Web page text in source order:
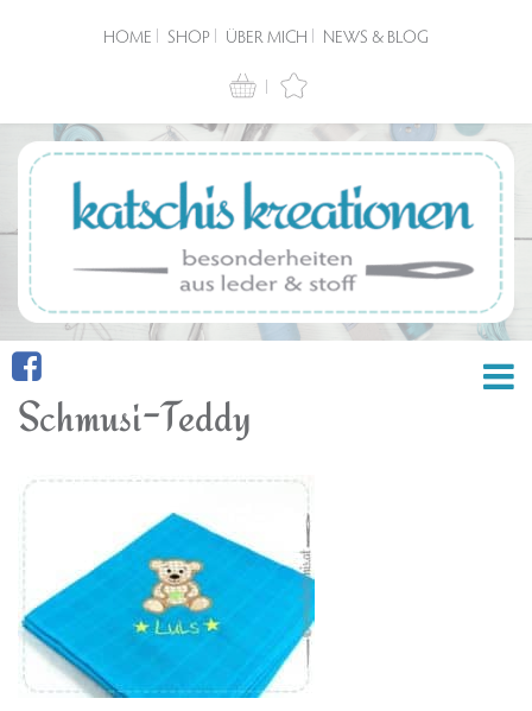
HOME SHOP ÜBER MICH NEWS & BLOG
Schmusi-Teddy